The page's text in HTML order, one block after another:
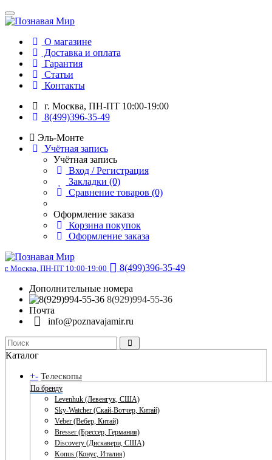
О магазине
Доставка и оплата
Гарантия
Статьи
Контакты
г. Москва, ПН-ПТ 10:00-19:00
8(499)396-35-49
Эль-Монте
Учётная запись
Учётная запись
Вход / Регистрация
Закладки (0)
Сравнение товаров (0)
Оформление заказа
Корзина покупок
Оформление заказа
г. Москва, ПН-ПТ 10:00-19:00
8(499)396-35-49
Дополнительные номера
8(929)994-55-36
Почта
info@poznavajamir.ru
Каталог
+- Телескопы
По бренду
Levenhuk (Левенгук, США)
Sky-Watcher (Скай-Вотчер, Китай)
Veber (Вебер, Китай)
Bresser (Брессер, Германия)
Discovery (Дискавери, США)
Konus (Конус, Италия)